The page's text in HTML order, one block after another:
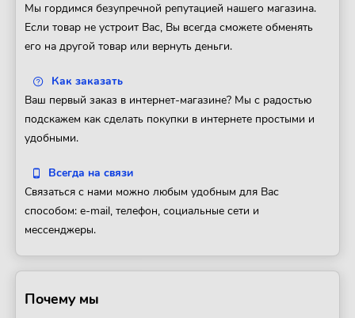
Мы гордимся безупречной репутацией нашего магазина.
Если товар не устроит Вас, Вы всегда сможете обменять
его на другой товар или вернуть деньги.
Как заказать
Ваш первый заказ в интернет-магазине? Мы с радостью
подскажем как сделать покупки в интернете простыми и
удобными.
Всегда на связи
Связаться с нами можно любым удобным для Вас
способом: e-mail, телефон, социальные сети и
мессенджеры.
Почему мы